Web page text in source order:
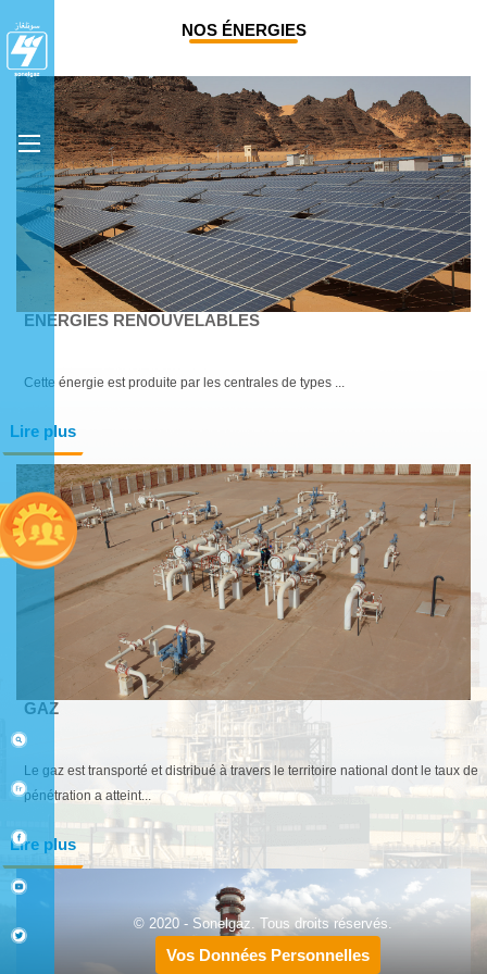
NOS ÉNERGIES
ENERGIES RENOUVELABLES
Cette énergie est produite par les centrales de types ...
Lire plus
GAZ
Le gaz est transporté et distribué à travers le territoire national dont le taux de
pénétration a atteint...
Lire plus
© 2020 - Sonelgaz. Tous droits réservés.
Vos Données Personnelles